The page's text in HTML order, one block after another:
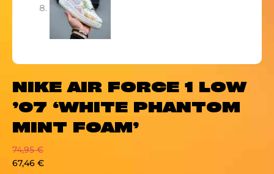
NIKE AIR FORCE 1 LOW
’07 ‘WHITE PHANTOM
MINT FOAM’
74,95€
67,46 €